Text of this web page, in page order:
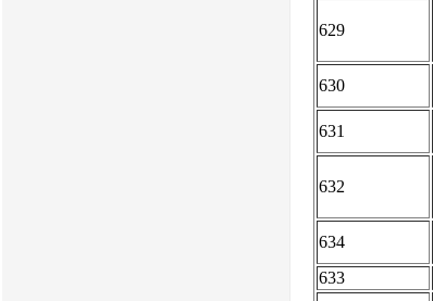
629
630
631
632
634
633